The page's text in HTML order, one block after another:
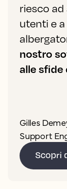
riesco
utenti e
nostro
alle sfide
Gilles
Support
Scopri